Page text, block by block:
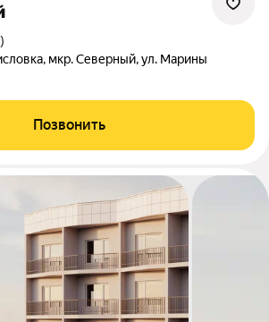
мкр. Северный, ул. Марины
Позвонить